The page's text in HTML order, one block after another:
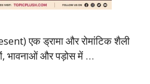
एक ड्रामा और रोमांटिक शैली
भावनाओं और पड़ोस में …